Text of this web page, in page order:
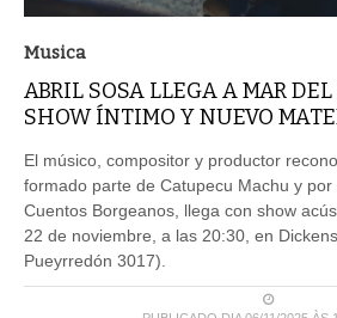
Musica
ABRIL SOSA LLEGA A MAR
SHOW ÍNTIMO Y NUEVO
El músico, compositor y productor
formado parte de Catupecu Machu y
Cuentos Borgeanos, llega con show
22 de noviembre, a las 20:30, en
Pueyrredón 3017).